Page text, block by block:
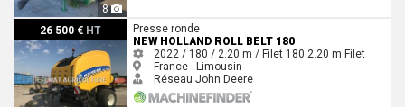
8
26 500 € HT
New Holland ROLL BELT 180Presse ronde
NEW HOLLAND ROLL BELT 180
2022 / 180 / 2.20 m / Filet 180 2.20 m Filet
France - Limousin
Réseau John Deere